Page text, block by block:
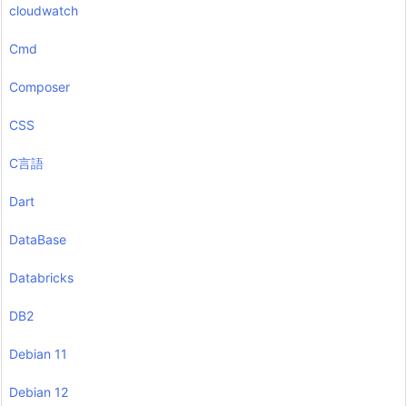
cloudwatch
Cmd
Composer
CSS
C言語
Dart
DataBase
Databricks
DB2
Debian 11
Debian 12